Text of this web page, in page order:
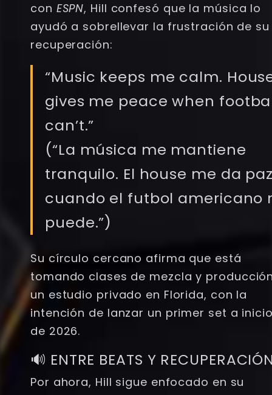
con ESPN, Hill confesó que la música lo
ayudó a sobrellevar la frustración de su
recuperación:
“Music keeps me calm.
gives me peace when
can’t.”
(“La música me mantiene
tranquilo. El house me da
cuando el futbol americano
puede.”)
Su círculo cercano afirma que está
tomando clases de mezcla y
un estudio privado en Florida, con la
intención de lanzar un primer set a
de 2026.
🔊 ENTRE BEATS Y
Por ahora, Hill sigue enfocado en su